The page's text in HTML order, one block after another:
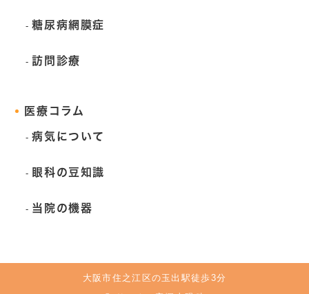
糖尿病網膜症
訪問診療
医療コラム
病気について
眼科の豆知識
当院の機器
大阪市住之江区の玉出駅徒歩3分